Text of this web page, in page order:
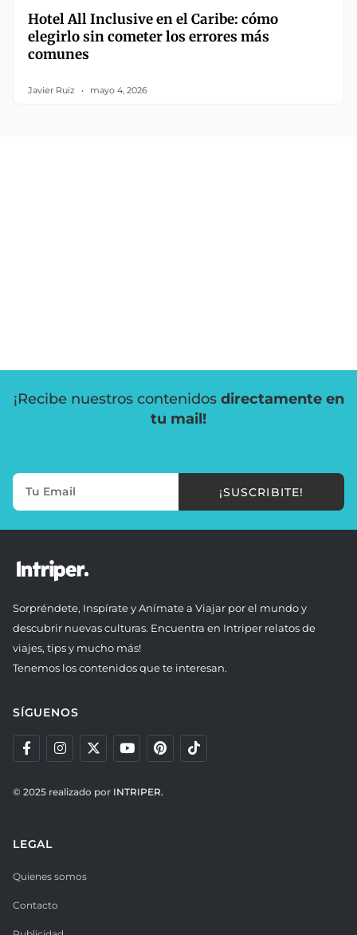
Hotel All Inclusive en el Caribe: cómo
elegirlo sin cometer los errores más
comunes
Javier Ruiz mayo 4, 2026
¡Recibe nuestros contenidos directamente en
tu mail!
¡SUSCRIBITE!
Sorpréndete, Inspírate y Anímate a Viajar por el mundo y
descubrir nuevas culturas. Encuentra en Intriper relatos de
viajes, tips y mucho más!
Tenemos los contenidos que te interesan.
SÍGUENOS
© 2025 realizado por INTRIPER.
LEGAL
Quienes somos
Contacto